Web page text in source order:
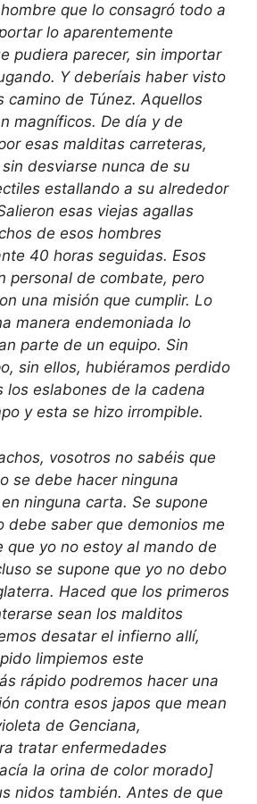
que lo consagró todo a
lo aparentemente
pudiera parecer, sin importar
Y deberíais haber visto
camino de Túnez. Aquellos
magníficos. De día y de
esas malditas carreteras,
desviarse nunca de su
estallando a su alrededor
esas viejas agallas
de esos hombres
40 horas seguidas. Esos
personal de combate, pero
una misión que cumplir. Lo
manera endemoniada lo
parte de un equipo. Sin
sin ellos, hubiéramos perdido
los eslabones de la cadena
y esta se hizo irrompible.
vosotros no sabéis que
se debe hacer ninguna
ninguna carta. Se supone
debe saber que demonios me
que yo no estoy al mando de
se supone que yo no debo
Haced que los primeros
sean los malditos
desatar el infierno allí,
limpiemos este
rápido podremos hacer una
contra esos japos que mean
de Genciana,
tratar enfermedades
la orina de color morado]
nidos también. Antes de que